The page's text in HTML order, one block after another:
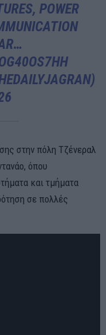
POWER
στην πόλη Τζένεραλ
όπου
και τμήματα
σε πολλές